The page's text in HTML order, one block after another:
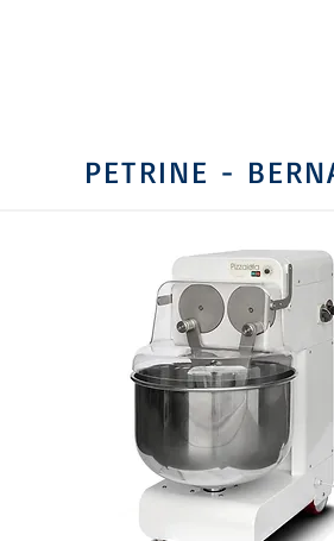
PETRINE -